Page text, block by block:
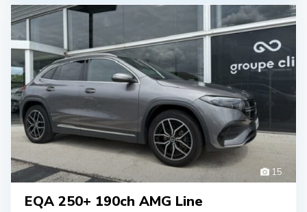
15
EQA 250+ 190ch AMG Line